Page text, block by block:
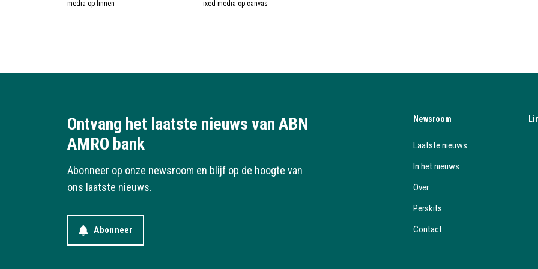
media op linnen ixed media op canvas
Ontvang het laatste nieuws van ABN
AMRO bank
Abonneer op onze newsroom en blijf op de hoogte van
ons laatste nieuws.
Abonneer
Newsroom
Laatste nieuws
In het nieuws
Over
Perskits
Contact